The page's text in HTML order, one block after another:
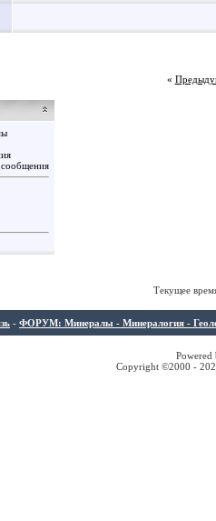
«
сообщения
Текущее
- ФОРУМ: Минералы - Минералогия -
Copyright ©2000 -